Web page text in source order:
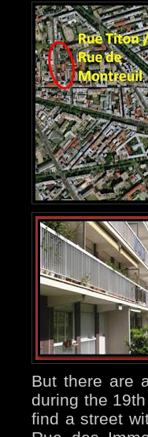
But there are
during the
find a street